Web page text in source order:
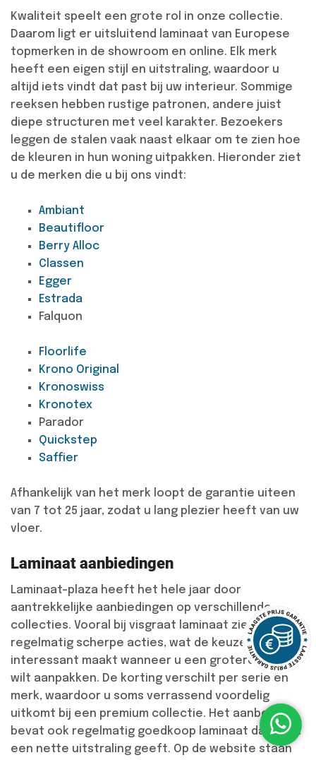
Kwaliteit speelt een grote rol in onze collectie.
Daarom ligt er uitsluitend laminaat van Europese
topmerken in de showroom en online. Elk merk
heeft een eigen stijl en uitstraling, waardoor u
altijd iets vindt dat past bij uw interieur. Sommige
reeksen hebben rustige patronen, andere juist
diepe structuren met veel karakter. Bezoekers
leggen de stalen vaak naast elkaar om te zien hoe
de kleuren in hun woning uitpakken. Hieronder ziet
u de merken die u bij ons vindt:
Ambiant
Beautifloor
Berry Alloc
Classen
Egger
Estrada
Falquon
Floorlife
Krono Original
Kronoswiss
Kronotex
Parador
Quickstep
Saffier
Afhankelijk van het merk loopt de garantie uiteen
van 7 tot 25 jaar, zodat u lang plezier heeft van uw
vloer.
Laminaat aanbiedingen
Laminaat-plaza heeft het hele jaar door
aantrekkelijke aanbiedingen op verschillende
collecties. Vooral bij visgraat laminaat ziet u
regelmatig scherpe acties, wat de keuze extra
interessant maakt wanneer u een grotere ruimte
wilt aanpakken. De korting verschilt per serie en
merk, waardoor u soms verrassend voordelig
uitkomt bij een premium collectie. Het aanbod
bevat ook regelmatig goedkoop laminaat dat toch
een nette uitstraling geeft. Op de website staan